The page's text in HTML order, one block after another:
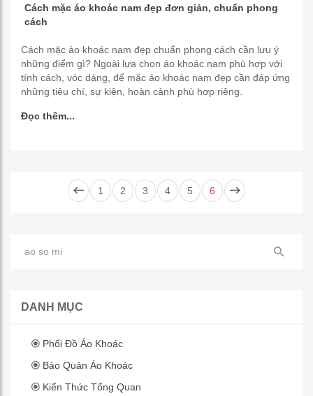
Cách mặc áo khoác nam đẹp đơn giản, chuẩn phong
cách
Cách mặc áo khoác nam đẹp chuẩn phong cách cần lưu ý
những điểm gì? Ngoài lựa chọn áo khoác nam phù hợp với
tính cách, vóc dáng, để mặc áo khoác nam đẹp cần đáp ứng
những tiêu chí, sự kiện, hoàn cảnh phù hợp riêng.
Đọc thêm...
1 2 3 4 5 6
DANH MỤC
Phối Đồ Áo Khoác
Bảo Quản Áo Khoác
Kiến Thức Tổng Quan